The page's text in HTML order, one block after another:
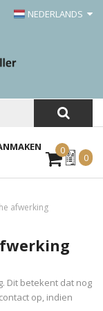
NEDERLANDS
0Mijn
Offerte
0
afwerking
Dit betekent dat nog
op, indien